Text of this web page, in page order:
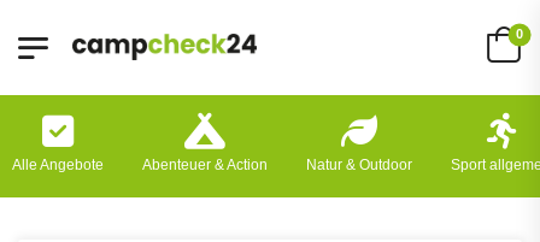
0
Alle Angebote Abenteuer & Action Natur & Outdoor Sport